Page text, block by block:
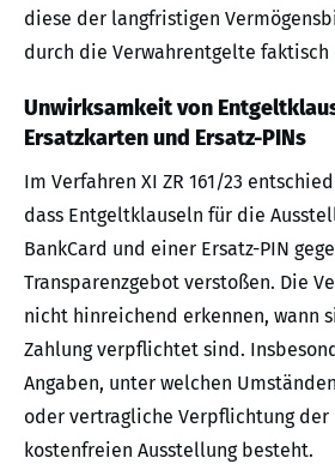
diese der langfristigen
durch die Verwahrentgelte
Unwirksamkeit von
Ersatzkarten und Ersatz-PINs
Im Verfahren XI ZR 161/23
dass Entgeltklauseln für die
BankCard und einer Ersatz-PIN
Transparenzgebot verstoßen. Die
nicht hinreichend erkennen, wann
Zahlung verpflichtet sind.
Angaben, unter welchen
oder vertragliche Verpflichtung der
kostenfreien Ausstellung besteht.